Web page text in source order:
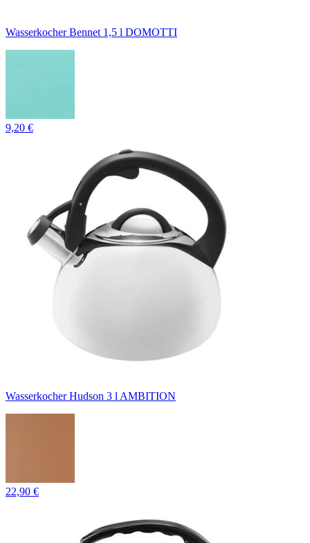
Wasserkocher Bennet 1,5 l DOMOTTI
9,20 €
Wasserkocher Hudson 3 l AMBITION
22,90 €